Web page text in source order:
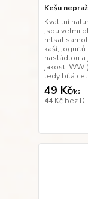
Kešu
Kvalitní
jsou velmi
mlsat
kaší,
nasládlou a
jakosti WW
tedy bílá
49 Kč/ks
44 Kč bez